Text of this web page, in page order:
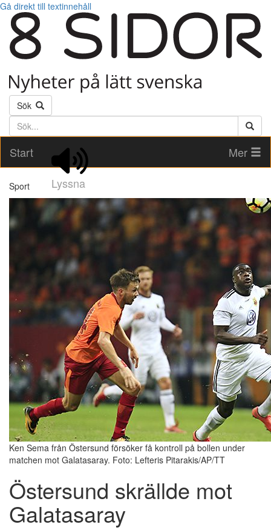
Gå direkt till textinnehåll
Sök
Söktext
Start
Lyssna
Mer
Sport
Ken Sema från Östersund försöker få kontroll på bollen under
matchen mot Galatasaray. Foto: Lefteris Pitarakis/AP/TT
Östersund skrällde mot
Galatasaray